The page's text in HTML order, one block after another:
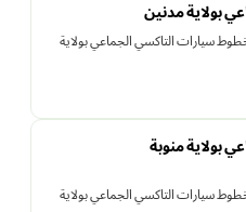
بولاية مدنين
سيارات التاكسي الجماعي بولاية
بولاية منوبة
سيارات التاكسي الجماعي بولاية